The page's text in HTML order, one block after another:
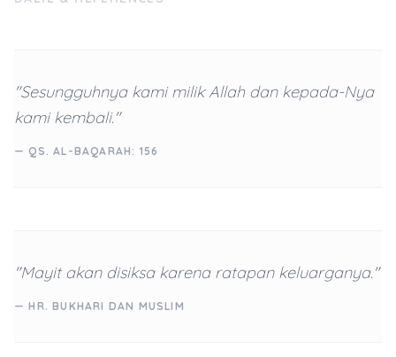
"Sesungguhnya kami milik Allah dan kepada-Nya
kami kembali."
— QS. AL-BAQARAH: 156
"Mayit akan disiksa karena ratapan keluarganya."
— HR. BUKHARI DAN MUSLIM